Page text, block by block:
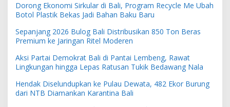
Dorong Ekonomi Sirkular di Bali, Program Recycle Me Ubah
Botol Plastik Bekas Jadi Bahan Baku Baru
Sepanjang 2026 Bulog Bali Distribusikan 850 Ton Beras
Premium ke Jaringan Ritel Moderen
Aksi Partai Demokrat Bali di Pantai Lembeng, Rawat
Lingkungan hingga Lepas Ratusan Tukik Bedawang Nala
Hendak Diselundupkan ke Pulau Dewata, 482 Ekor Burung
dari NTB Diamankan Karantina Bali